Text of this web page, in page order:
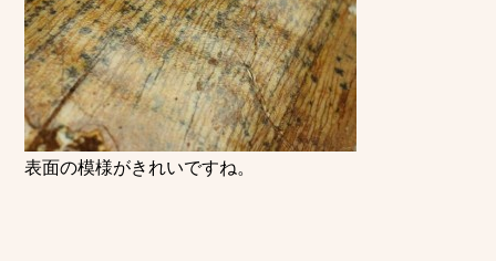
表面の模様がきれいですね。